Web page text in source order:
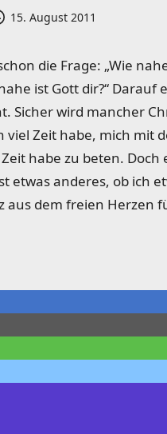
15. August 2011
die Frage: „Wie
ist Gott dir?“ Darauf
Sicher wird mancher
viel Zeit habe, mich mit
habe zu beten. Doch
etwas anderes, ob ich
aus dem freien Herzen